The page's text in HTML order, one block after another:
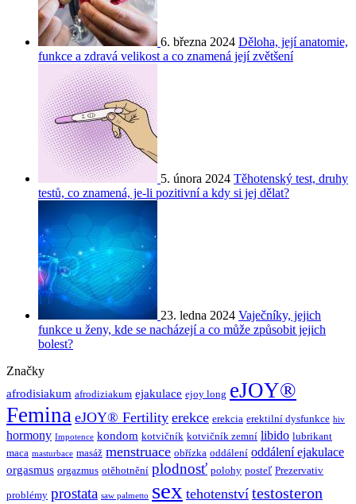
6. března 2024 Děloha, její anatomie,
funkce a zdravá velikost a co znamená její zvětšení
5. února 2024 Těhotenský test, druhy
testů, co znamená, je-li pozitivní a kdy si jej dělat?
23. ledna 2024 Vaječníky, jejich
funkce u ženy, kde se nacházejí a co může způsobit jejich
bolest?
Značky
afrodisiakum afrodiziakum ejakulace ejoy long eJOY®
Femina eJOY® Fertility erekce erekcia erektilní dysfunkce hiv
hormony Impotence kondom kotvičník kotvičník zemní libido lubrikant
maca masturbace masáž menstruace obřízka oddálení oddálení ejakulace
orgasmus orgazmus otěhotnění plodnosť polohy posteľ Prezervativ
problémy prostata saw palmetto sex tehotenství testosteron